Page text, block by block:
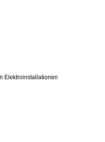
Elektroinstallationen